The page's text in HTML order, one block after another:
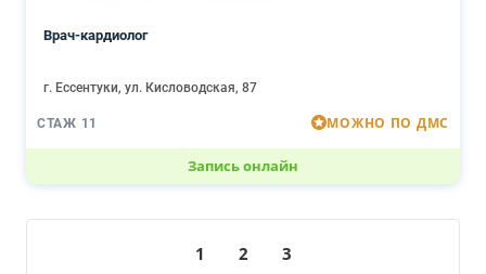
Врач-кардиолог
г. Ессентуки, ул. Кисловодская, 87
СТАЖ 11 МОЖНО ПО ДМС
Запись онлайн
1 2 3